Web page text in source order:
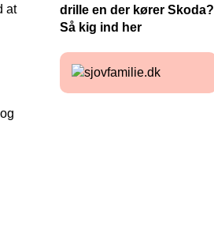
at
drille en der kører Skoda?
Så kig ind her